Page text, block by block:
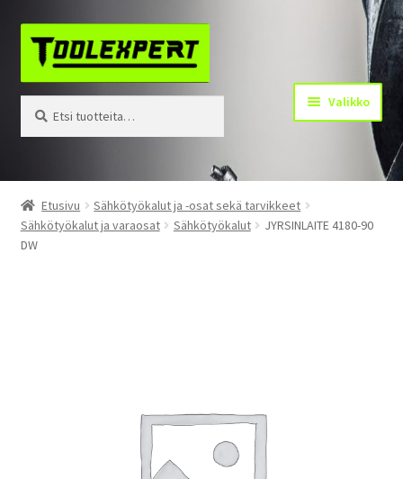
Siirry
navigointiin
Siirry
sisältöön
Valikko
Tuotteet
Yhteystiedot
Etusivu
Sähkötyökalut ja -osat sekä tarvikkeet
Sähkötyökalut ja varaosat
Sähkötyökalut
JYRSINLAITE 4180-90
DW